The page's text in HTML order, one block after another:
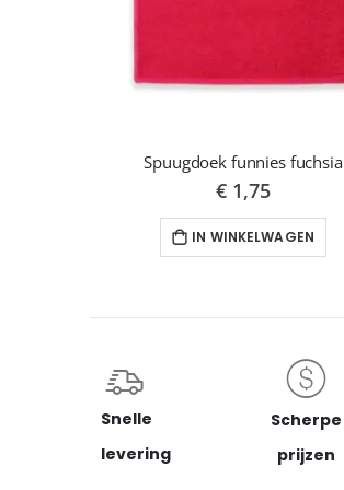
Spuugdoek funnies fuchsia
€ 1,75
IN WINKELWAGEN
Snelle
levering
Scherpe
prijzen